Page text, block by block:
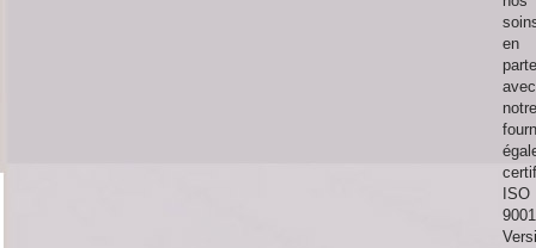
en
avec
notre
ISO
9001